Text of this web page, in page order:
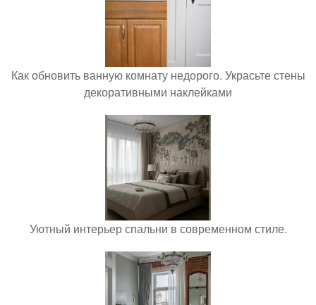
Как обновить ванную комнату недорого. Украсьте стены
декоративными наклейками
Уютный интерьер спальни в современном стиле.